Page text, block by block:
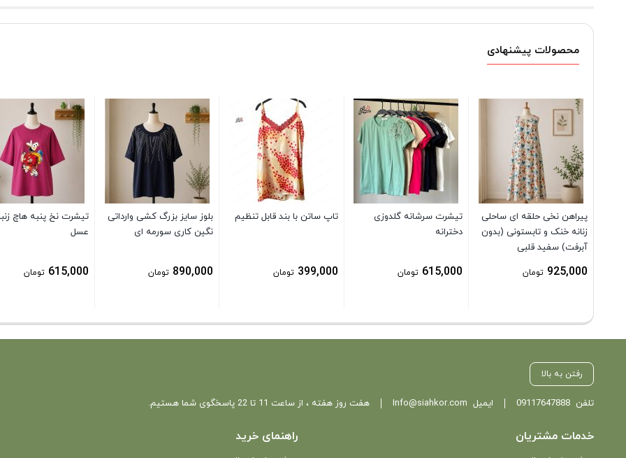
محصولات پیشنهادی
پیراهن نخی حلقه ای ساحلی
زنانه خنک و تابستونی (بدون
آبرفت) سفید قلبی
925,000 تومان
تیشرت سرشانه گلدوزی
دخترانه
615,000 تومان
تاپ ساتن با بند قابل تنظیم
399,000 تومان
بلوز سایز بزرگ کشی وارداتی
نگین کاری سورمه ای
890,000 تومان
تیشرت نخ پنبه هاچ
عسل
615,000 تومان
رفتن به بالا
تلفن09117647888 ایمیل Info@siahkor.com هفت روز هفته ، از ساعت 11 تا 22 پاسخگوی شما هستیم.
خدمات مشتریان راهنمای خرید